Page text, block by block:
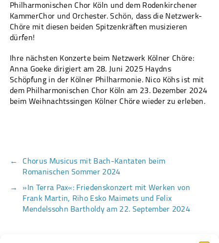
Philharmonischen Chor Köln und dem Rodenkirchener
KammerChor und Orchester. Schön, dass die Netzwerk-
Chöre mit diesen beiden Spitzenkräften musizieren
dürfen!
Ihre nächsten Konzerte beim Netzwerk Kölner Chöre:
Anna Goeke dirigiert am 28. Juni 2025 Haydns
Schöpfung in der Kölner Philharmonie. Nico Köhs ist mit
dem Philharmonischen Chor Köln am 23. Dezember 2024
beim Weihnachtssingen Kölner Chöre wieder zu erleben.
←
Chorus Musicus mit Bach-Kantaten beim
Romanischen Sommer 2024
→
»In Terra Pax«: Friedenskonzert mit Werken von
Frank Martin, Riho Esko Maimets und Felix
Mendelssohn Bartholdy am 22. September 2024